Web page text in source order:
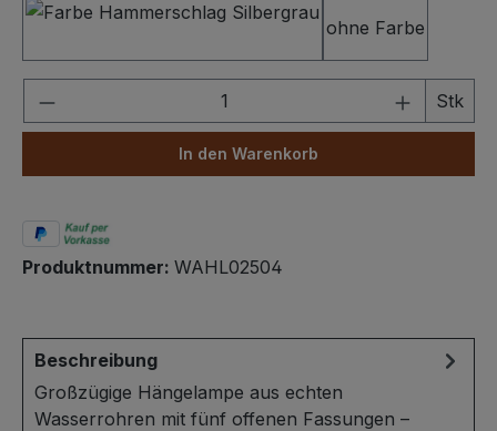
Hammerschlag Silbergrau
ohne Farbe
Produkt Anzahl: Gib den Stk
In den Warenkorb
Produktnummer: WAHL02504
Beschreibung
Großzügige Hängelampe aus echten
Wasserrohren mit fünf offenen Fassungen –